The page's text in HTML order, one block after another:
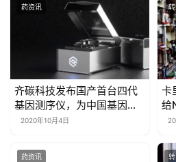
药资讯
齐碳科技发布国产首台四代
基因测序仪，为中国基因测
序市场加码
2020年10月4日
卡
给
药资讯